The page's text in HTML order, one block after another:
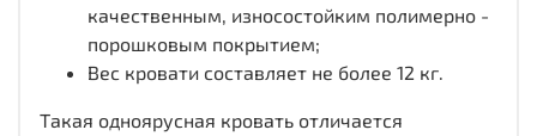
качественным, износостойким полимерно -
порошковым покрытием;
Вес кровати составляет не более 12 кг.
Такая одноярусная кровать отличается